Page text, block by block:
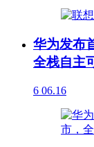
华为发布
全栈自主
6 06.16